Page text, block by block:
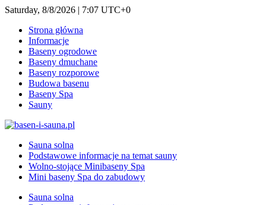
Saturday, 8/8/2026 | 7:07 UTC+0
Strona główna
Informacje
Baseny ogrodowe
Baseny dmuchane
Baseny rozporowe
Budowa basenu
Baseny Spa
Sauny
Sauna solna
Podstawowe informacje na temat sauny
Wolno-stojące Minibaseny Spa
Mini baseny Spa do zabudowy
Sauna solna